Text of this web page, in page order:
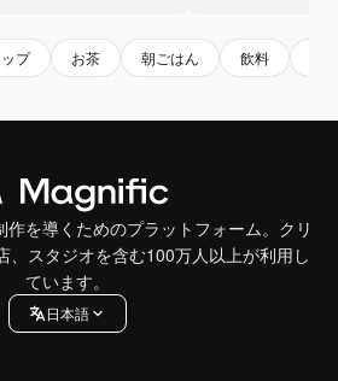
プ お茶 朝ごはん 飲料
を導くためのプラットフォーム。クリ
、スタジオを含む100万人以上が利用し
ています。
日本語